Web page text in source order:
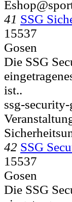
41 SSG
15537
Gosen
Die SSG
ist..
ssg-
42 SSG
15537
Gosen
Die SSG